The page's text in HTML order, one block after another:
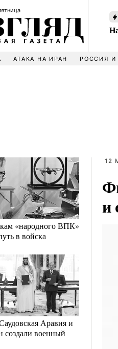
АТАКА НА ИРАН РОССИЯ И
«народного ВПК»
в войска
Аравия и
создали военный
12
и